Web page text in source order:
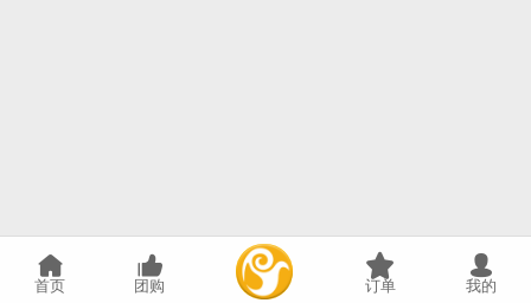
首页 团购 订单 我的